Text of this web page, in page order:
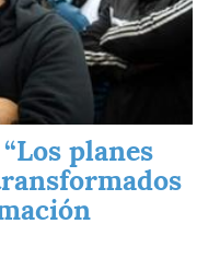
planes